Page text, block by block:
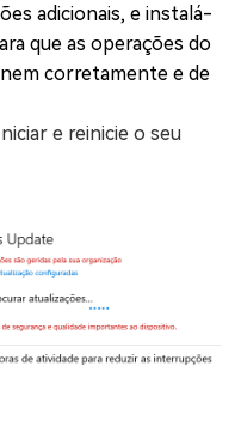
adicionais, e instalá-
que as operações do
corretamente e de
e reinicie o seu